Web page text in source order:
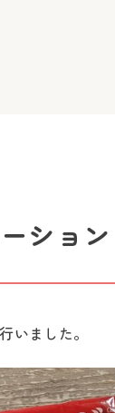
ション
いました。